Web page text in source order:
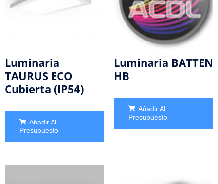
Luminaria
TAURUS ECO
Cubierta (IP54)
Añadir Al
Presupuesto
Luminaria BATTEN
HB
Añadir Al
Presupuesto